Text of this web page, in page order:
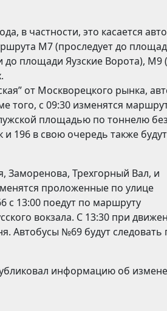
в частности, это касается
М7 (проследует до
до площади Яузские Ворота), М9
от Москворецкого рынка,
того, с 09:30 изменятся
площадью по тоннелю без
и 196 в свою очередь также будут
Заморенова, Трехгорный Вал, и
проложенные по улице
с 13:00 поедут по маршруту
вокзала. С 13:30 при
Автобусы №69 будут следовать
информацию об